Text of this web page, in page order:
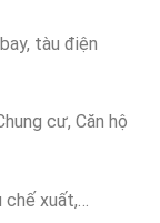
tàu điện
cư, Căn hộ
chế xuất,…